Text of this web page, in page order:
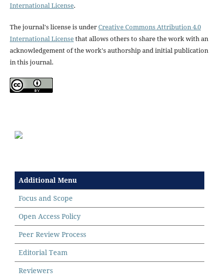
International License.
The journal's license is underCreative Commons Attribution 4.0
International Licensethat allows others to share the work with an
acknowledgement of the work's authorship and initial publication
in this journal.
Additional Menu
Focus and Scope
Open Access Policy
Peer Review Process
Editorial Team
Reviewers